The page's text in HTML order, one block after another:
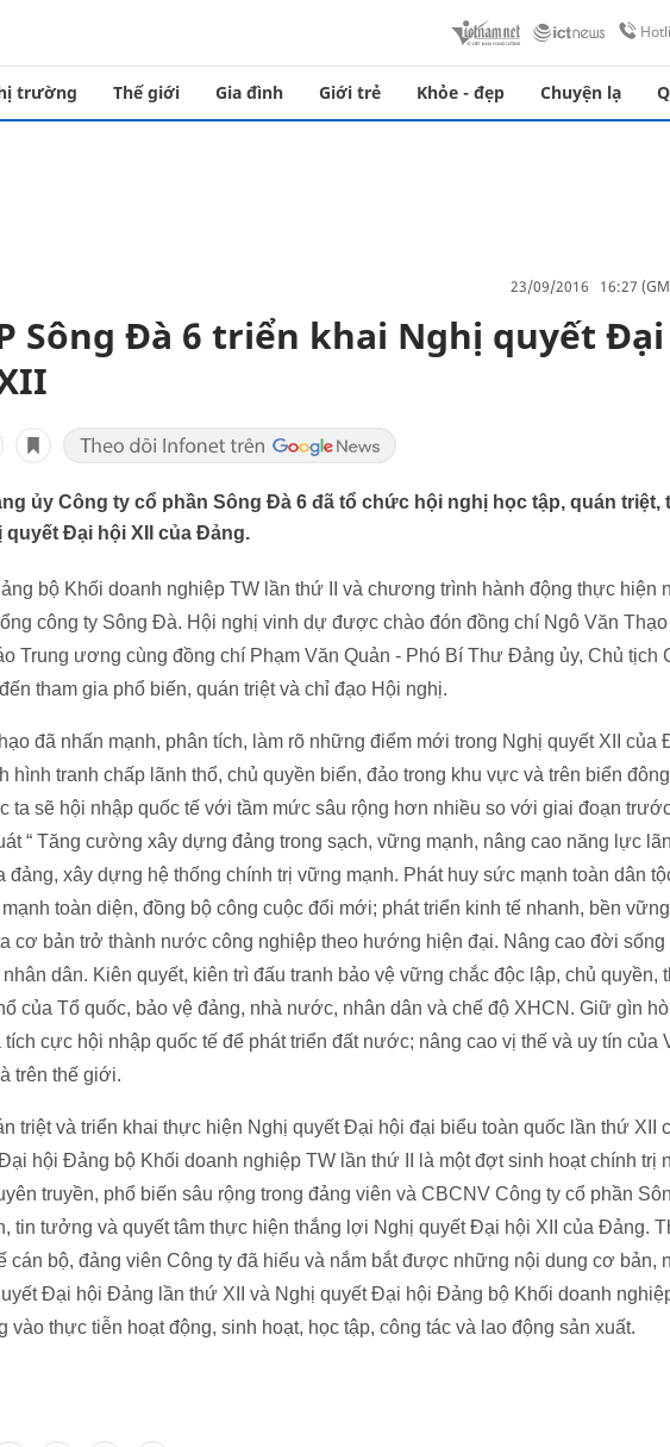
trường Thế giới Gia đình Giới trẻ Khỏe - đẹp Chuyện lạ
23/09/2016 16:27
Sông Đà 6 triển khai Nghị quyết Đại
ủy Công ty cổ phần Sông Đà 6 đã tổ chức hội nghị học tập, quán triệt,
quyết Đại hội XII của Đảng.
bộ Khối doanh nghiệp TW lần thứ II và chương trình hành động thực hiện
công ty Sông Đà. Hội nghị vinh dự được chào đón đồng chí Ngô Văn Thạo
Trung ương cùng đồng chí Phạm Văn Quản - Phó Bí Thư Đảng ủy, Chủ tịch
tham gia phổ biến, quán triệt và chỉ đạo Hội nghị.
đã nhấn mạnh, phân tích, làm rõ những điểm mới trong Nghị quyết XII của
hình tranh chấp lãnh thổ, chủ quyền biển, đảo trong khu vực và trên biển
ta sẽ hội nhập quốc tế với tầm mức sâu rộng hơn nhiều so với giai đoạn
“ Tăng cường xây dựng đảng trong sạch, vững mạnh, nâng cao năng lực
đảng, xây dựng hệ thống chính trị vững mạnh. Phát huy sức mạnh toàn dân
toàn diện, đồng bộ công cuộc đổi mới; phát triển kinh tế nhanh, bền
cơ bản trở thành nước công nghiệp theo hướng hiện đại. Nâng cao đời sống
dân. Kiên quyết, kiên trì đấu tranh bảo vệ vững chắc độc lập, chủ quyền,
của Tổ quốc, bảo vệ đảng, nhà nước, nhân dân và chế độ XHCN. Giữ gìn
cực hội nhập quốc tế để phát triển đất nước; nâng cao vị thế và uy tín của
trên thế giới.
triệt và triển khai thực hiện Nghị quyết Đại hội đại biểu toàn quốc lần thứ XII
hội Đảng bộ Khối doanh nghiệp TW lần thứ II là một đợt sinh hoạt chính trị
truyền, phổ biến sâu rộng trong đảng viên và CBCNV Công ty cổ phần
tin tưởng và quyết tâm thực hiện thắng lợi Nghị quyết Đại hội XII của Đảng.
cán bộ, đảng viên Công ty đã hiểu và nắm bắt được những nội dung cơ bản,
Đại hội Đảng lần thứ XII và Nghị quyết Đại hội Đảng bộ Khối doanh
vào thực tiễn hoạt động, sinh hoạt, học tập, công tác và lao động sản xuất.